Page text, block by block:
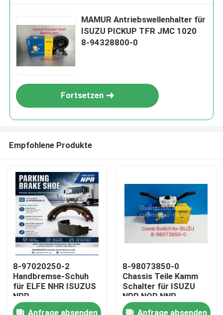
MAMUR Antriebswellenhalter für
ISUZU PICKUP TFR JMC 1020
8-94328800-0
Fortsetzen
Empfohlene Produkte
8-97020250-2
Handbremse-Schuh
für ELFE NHR ISUZUS
NPR
Anfrage absenden
8-98073850-0
Chassis Teile Kamm
Schalter für ISUZU
NPR NQR NNR
Anfrage absenden